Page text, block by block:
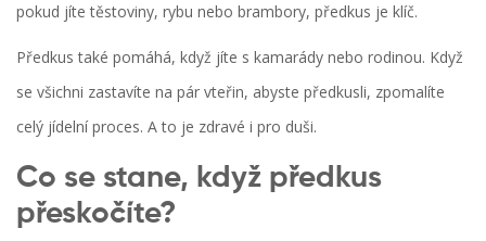
pokud jíte těstoviny, rybu nebo brambory, předkus je klíč.
Předkus také pomáhá, když jíte s kamarády nebo rodinou. Když
se všichni zastavíte na pár vteřin, abyste předkusli, zpomalíte
celý jídelní proces. A to je zdravé i pro duši.
Co se stane, když předkus
přeskočíte?